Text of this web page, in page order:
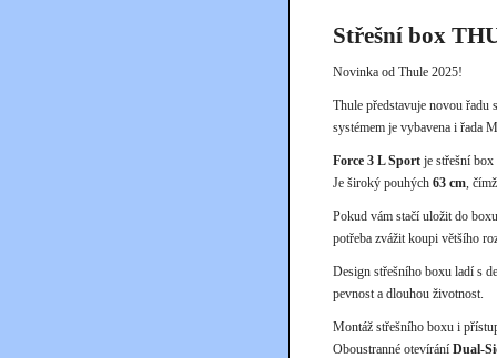
Střešní box
Novinka od Thule 2025!
Thule představuje novou
systémem je vybavena i řada
Force 3 L Sport je střešní
Je široký pouhých63 cm,
Pokud vám stačí uložit do
potřeba zvážit koupi většího
Design střešního boxu ladí s
pevnost a dlouhou životnost.
Montáž střešního boxu i
Oboustranné otevíráníDual-